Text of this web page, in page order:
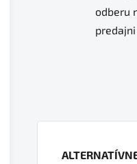
odberu
predajni